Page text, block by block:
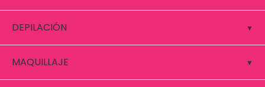
DEPILACIÓN
MAQUILLAJE